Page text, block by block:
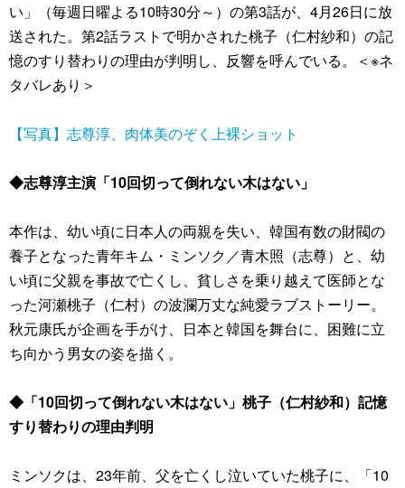
い」（毎週日曜よる10時30分～）の第3話が、4月26日に放
送された。第2話ラストで明かされた桃子（仁村紗和）の記
憶のすり替わりの理由が判明し、反響を呼んでいる。＜※ネ
タバレあり＞
【写真】志尊淳、肉体美のぞく上裸ショット
◆志尊淳主演「10回切って倒れない木はない」
本作は、幼い頃に日本人の両親を失い、韓国有数の財閥の
養子となった青年キム・ミンソク／青木照（志尊）と、幼
い頃に父親を事故で亡くし、貧しさを乗り越えて医師とな
った河瀬桃子（仁村）の波瀾万丈な純愛ラブストーリー。
秋元康氏が企画を手がけ、日本と韓国を舞台に、困難に立
ち向かう男女の姿を描く。
◆「10回切って倒れない木はない」桃子（仁村紗和）記憶
すり替わりの理由判明
ミンソクは、23年前、父を亡くし泣いていた桃子に、「10